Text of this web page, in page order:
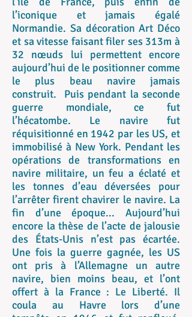
l’iconique et jamais égalé
Normandie. Sa décoration Art Déco
et sa vitesse faisant filer ses 313m à
32 nœuds lui permettent encore
aujourd’hui de le positionner comme
le plus beau navire jamais
construit. Puis pendant la seconde
guerre mondiale, ce fut
l’hécatombe. Le navire fut
réquisitionné en 1942 par les US, et
immobilisé à New York. Pendant les
opérations de transformations en
navire militaire, un feu a éclaté et
les tonnes d’eau déversées pour
l’arrêter firent chavirer le navire. La
fin d’une époque... Aujourd’hui
encore la thèse de l’acte de jalousie
des États-Unis n’est pas écartée.
Une fois la guerre gagnée, les US
ont pris à l’Allemagne un autre
navire, bien moins beau, et l’ont
offert à la France : Le Liberté. Il
coula au Havre lors d’une